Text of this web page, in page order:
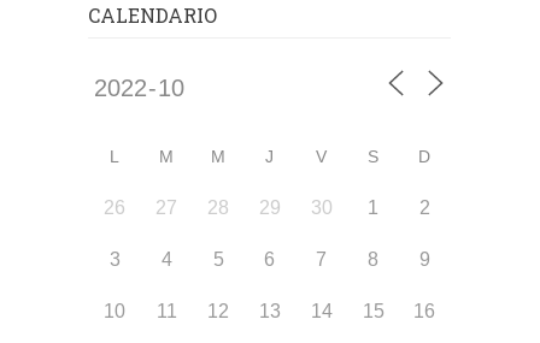
CALENDARIO
L M M J V S D
26 27 28 29 30 1 2
3 4 5 6 7 8 9
10 11 12 13 14 15 16